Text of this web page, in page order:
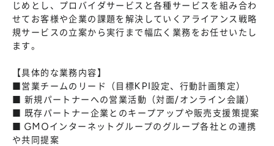
新卒採用
じめとし、プロバイダサービスと各種サービスを組み合わ
せてお客様や企業の課題を解決していくアライアンス戦略
規サービスの立案から実行まで幅広く業務をお任せいたし
ます。
【具体的な業務内容】
■営業チームのリード（目標KPI設定、行動計画策定）
■ 新規パートナーへの営業活動（対面/オンライン会議）
■ 既存パートナー企業とのキープアップや販売支援策提案
■ GMOインターネットグループのグループ各社との連携
や共同提案